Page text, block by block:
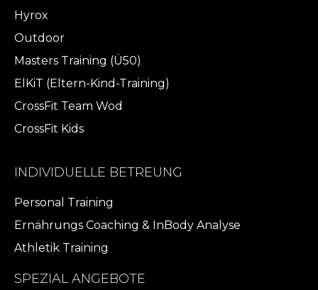
Hyrox
Outdoor
Masters Training (Ü50)
ElKiT (Eltern-Kind-Training)
CrossFit Team Wod
CrossFit Kids
INDIVIDUELLE BETREUNG
Personal Training
Ernährungs Coaching & InBody Analyse
Athletik Training
SPEZIAL ANGEBOTE